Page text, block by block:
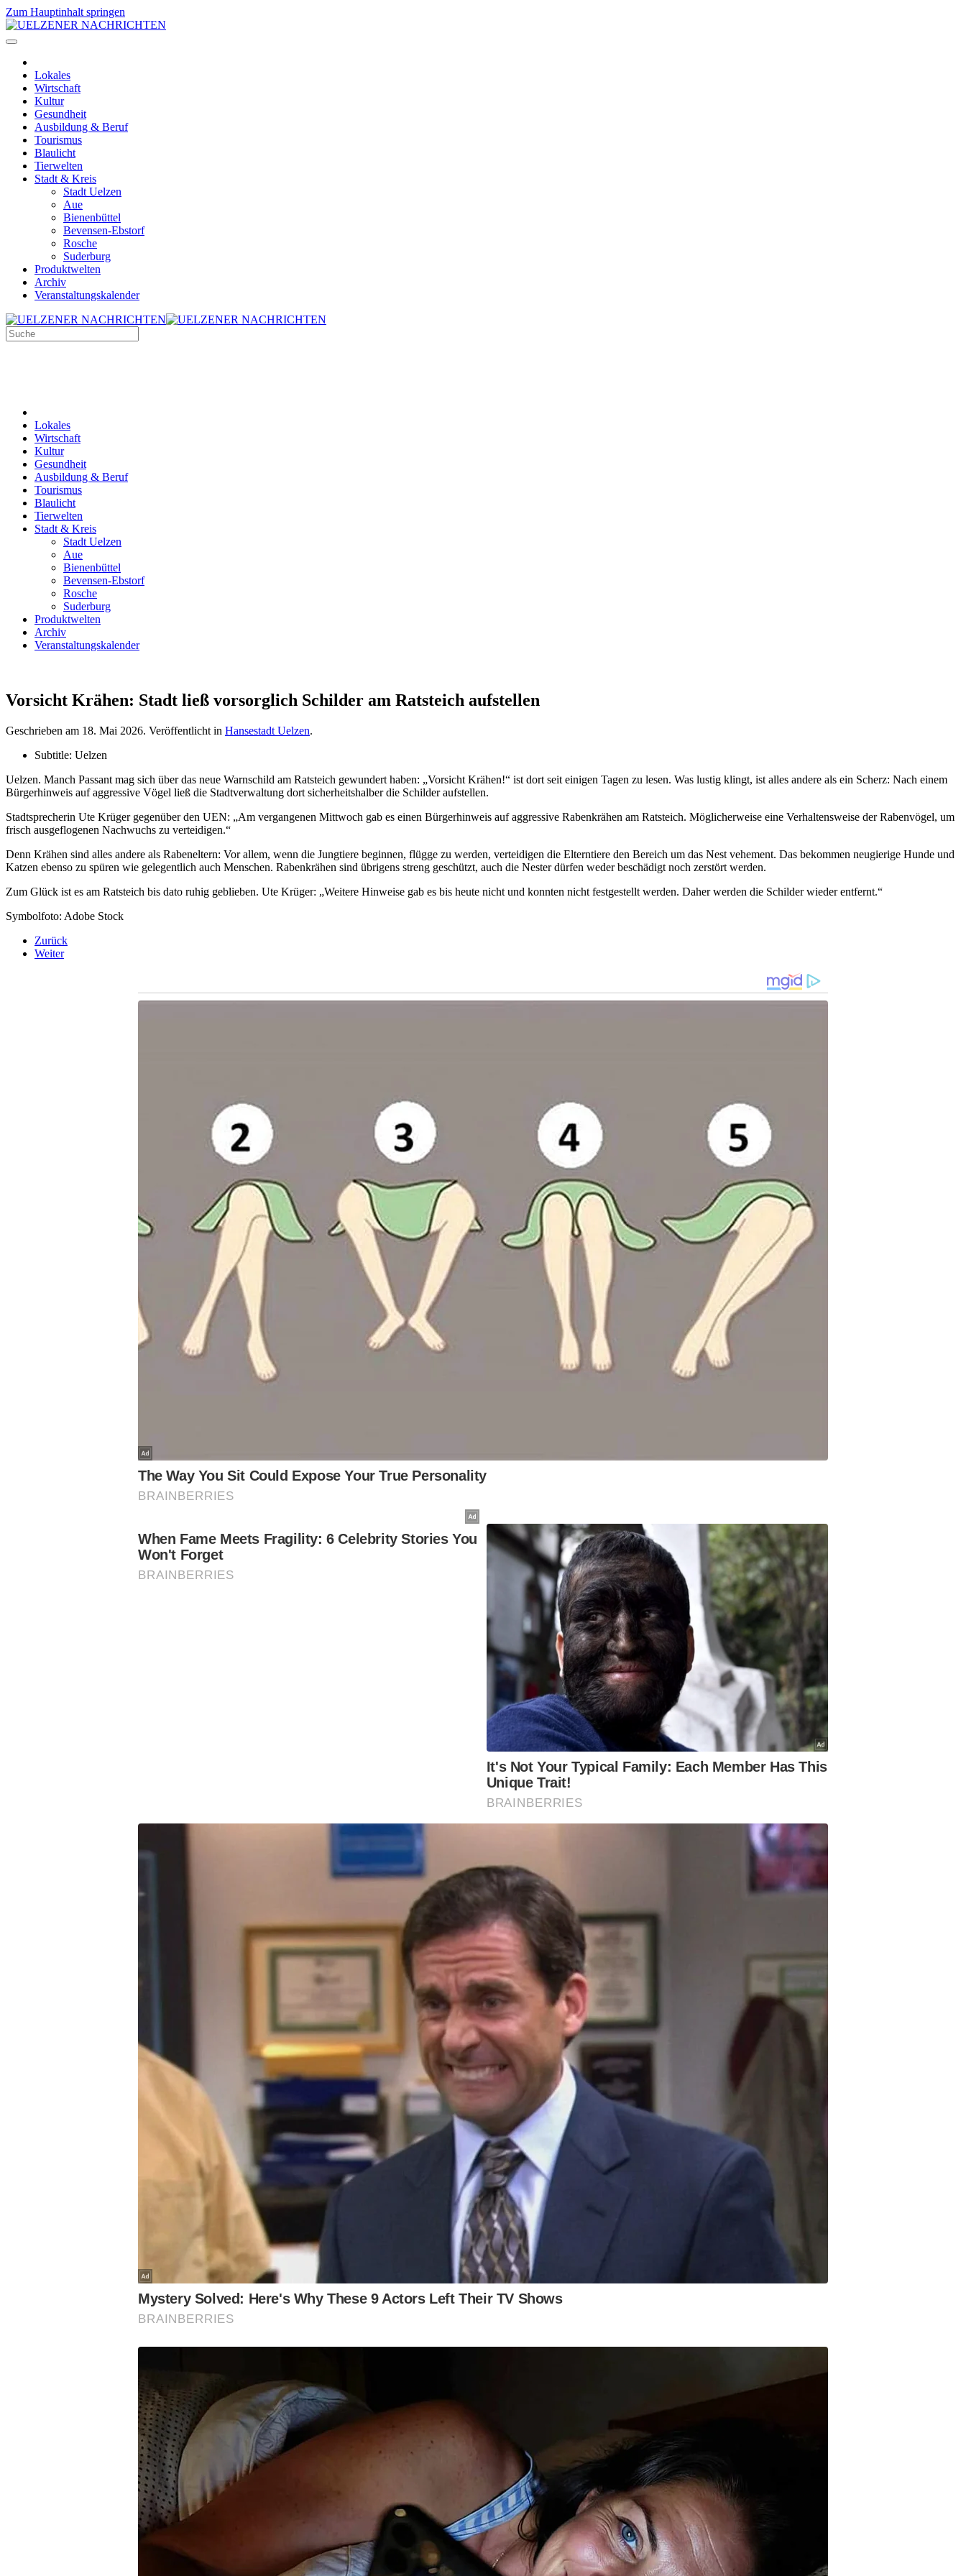
Zum Hauptinhalt springen
Lokales
Wirtschaft
Kultur
Gesundheit
Ausbildung & Beruf
Tourismus
Blaulicht
Tierwelten
Stadt & Kreis
Stadt Uelzen
Aue
Bienenbüttel
Bevensen-Ebstorf
Rosche
Suderburg
Produktwelten
Archiv
Veranstaltungskalender
Lokales
Wirtschaft
Kultur
Gesundheit
Ausbildung & Beruf
Tourismus
Blaulicht
Tierwelten
Stadt & Kreis
Stadt Uelzen
Aue
Bienenbüttel
Bevensen-Ebstorf
Rosche
Suderburg
Produktwelten
Archiv
Veranstaltungskalender
Vorsicht Krähen: Stadt ließ vorsorglich Schilder am Ratsteich aufstellen
Geschrieben am 18. Mai 2026. Veröffentlicht in Hansestadt Uelzen.
Subtitle: Uelzen
Uelzen. Manch Passant mag sich über das neue Warnschild am Ratsteich gewundert haben: „Vorsicht Krähen!“ ist dort seit einigen Tagen zu lesen. Was lustig klingt, ist alles andere als ein Scherz: Nach einem
Bürgerhinweis auf aggressive Vögel ließ die Stadtverwaltung dort sicherheitshalber die Schilder aufstellen.
Stadtsprecherin Ute Krüger gegenüber den UEN: „Am vergangenen Mittwoch gab es einen Bürgerhinweis auf aggressive Rabenkrähen am Ratsteich. Möglicherweise eine Verhaltensweise der Rabenvögel, um
frisch ausgeflogenen Nachwuchs zu verteidigen.“
Denn Krähen sind alles andere als Rabeneltern: Vor allem, wenn die Jungtiere beginnen, flügge zu werden, verteidigen die Elterntiere den Bereich um das Nest vehement. Das bekommen neugierige Hunde und
Katzen ebenso zu spüren wie gelegentlich auch Menschen. Rabenkrähen sind übrigens streng geschützt, auch die Nester dürfen weder beschädigt noch zerstört werden.
Zum Glück ist es am Ratsteich bis dato ruhig geblieben. Ute Krüger: „Weitere Hinweise gab es bis heute nicht und konnten nicht festgestellt werden. Daher werden die Schilder wieder entfernt.“
Symbolfoto: Adobe Stock
Zurück
Weiter